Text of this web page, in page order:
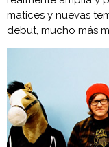
matices y nuevas
debut, mucho más